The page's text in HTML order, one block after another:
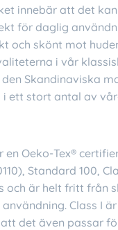
innebär att det
för daglig
och skönt mot
i vår
Skandinaviska
i ett stort antal av
en Oeko-Tex®
Standard 100,
och är helt fritt från
Class I
det även passar